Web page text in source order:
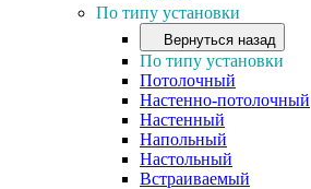
По типу установки
Вернуться назад
По типу установки
Потолочный
Настенно-потолочный
Настенный
Напольный
Настольный
Встраиваемый